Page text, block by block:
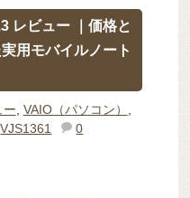
レビュー ｜価格と
用モバイルノート
ー VAIO（パソコン）
,VJS1361
0